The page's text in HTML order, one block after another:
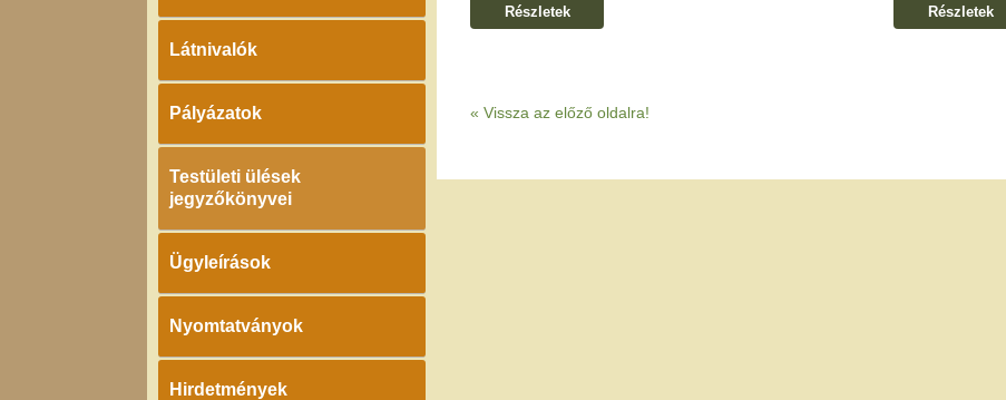
Látnivalók
Pályázatok
Testületi ülések
jegyzőkönyvei
Ügyleírások
Nyomtatványok
Hirdetmények
Részletek Részletek
« Vissza az előző oldalra!